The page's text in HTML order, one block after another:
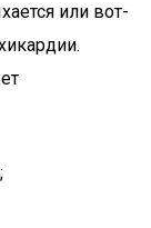
или вот-